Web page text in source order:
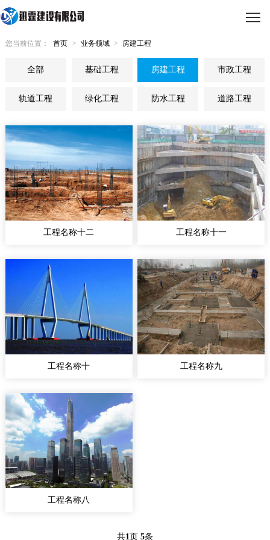
您当前位置： 首页 > 业务领域 > 房建工程
全部 基础工程 房建工程 市政工程
轨道工程 绿化工程 防水工程 道路工程
工程名称十二 工程名称十一
工程名称十 工程名称九
工程名称八
共1页 5条